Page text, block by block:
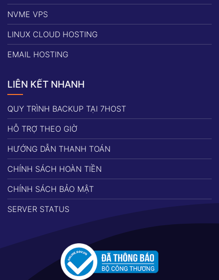
NVME VPS
LINUX CLOUD HOSTING
EMAIL HOSTING
LIÊN KẾT NHANH
QUY TRÌNH BACKUP TẠI 7HOST
HỖ TRỢ THEO GIỜ
HƯỚNG DẪN THANH TOÁN
CHÍNH SÁCH HOÀN TIỀN
CHÍNH SÁCH BẢO MẬT
SERVER STATUS